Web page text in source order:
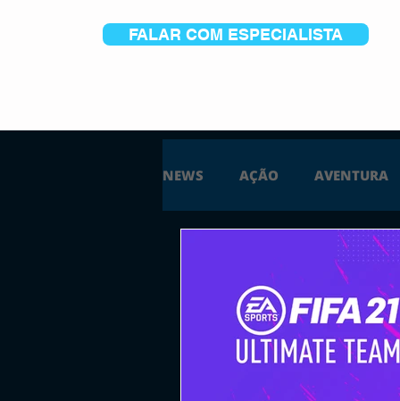
FALAR COM ESPECIALISTA
NEWS AÇÃO AVENTURA
SIMULAÇÃO
XBOX ONE
PLATAFORMA FPS